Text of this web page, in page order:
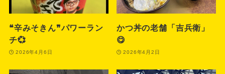
❝辛みそきん❞パワーラン
チ💞
2026年4月6日
かつ丼の老舗「吉兵衛」
😋
2026年4月2日